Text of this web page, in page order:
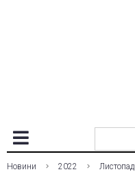
Новини 2022 Листопад